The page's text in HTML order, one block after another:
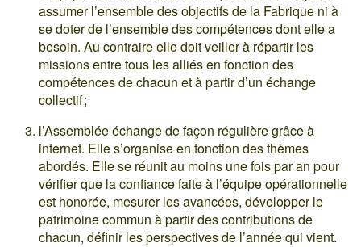
assumer l’ensemble des objectifs de la Fabrique ni à
se doter de l’ensemble des compétences dont elle a
besoin. Au contraire elle doit veiller à répartir les
missions entre tous les alliés en fonction des
compétences de chacun et à partir d’un échange
collectif ;
l’Assemblée échange de façon régulière grâce à
internet. Elle s’organise en fonction des thèmes
abordés. Elle se réunit au moins une fois par an pour
vérifier que la confiance faite à l’équipe opérationnelle
est honorée, mesurer les avancées, développer le
patrimoine commun à partir des contributions de
chacun, définir les perspectives de l’année qui vient.